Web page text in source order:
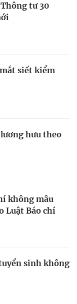
tư 30
siết kiểm
hưu theo
không mâu
Luật Báo chí
sinh không